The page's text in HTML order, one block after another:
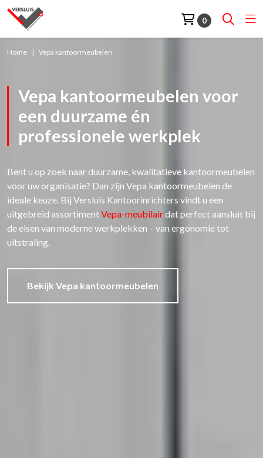
0
Home Vepa kantoormeubelen
Vepa kantoormeubelen voor
een duurzame én
professionele werkplek
Bent u op zoek naar duurzame, kwalitatieve kantoormeubelen
voor uw organisatie? Dan zijn Vepa kantoormeubelen de
ideale keuze. Bij Versluis Kantoorinrichters vindt u een
uitgebreid assortimentVepa-meubilairdat perfect aansluit bij
de eisen van moderne werkplekken – van ergonomie tot
uitstraling.
Bekijk Vepa kantoormeubelen